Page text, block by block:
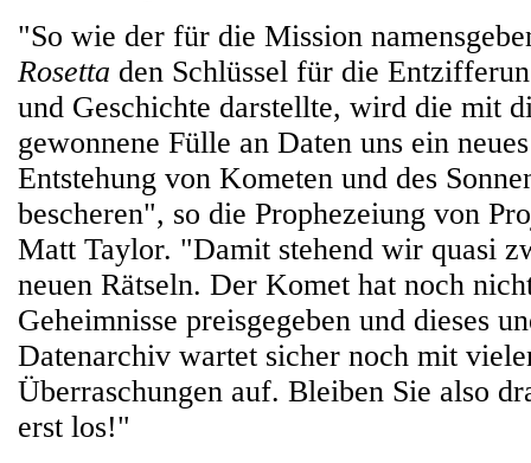
"So wie der für die Mission
Rosetta den Schlüssel für die
und Geschichte darstellte, wird die mit
gewonnene Fülle an Daten uns ein
Entstehung von Kometen und des
bescheren", so die Prophezeiung von
Matt Taylor. "Damit stehend wir quasi
neuen Rätseln. Der Komet hat noch
Geheimnisse preisgegeben und dieses
Datenarchiv wartet sicher noch mit
Überraschungen auf. Bleiben Sie also
erst los!"